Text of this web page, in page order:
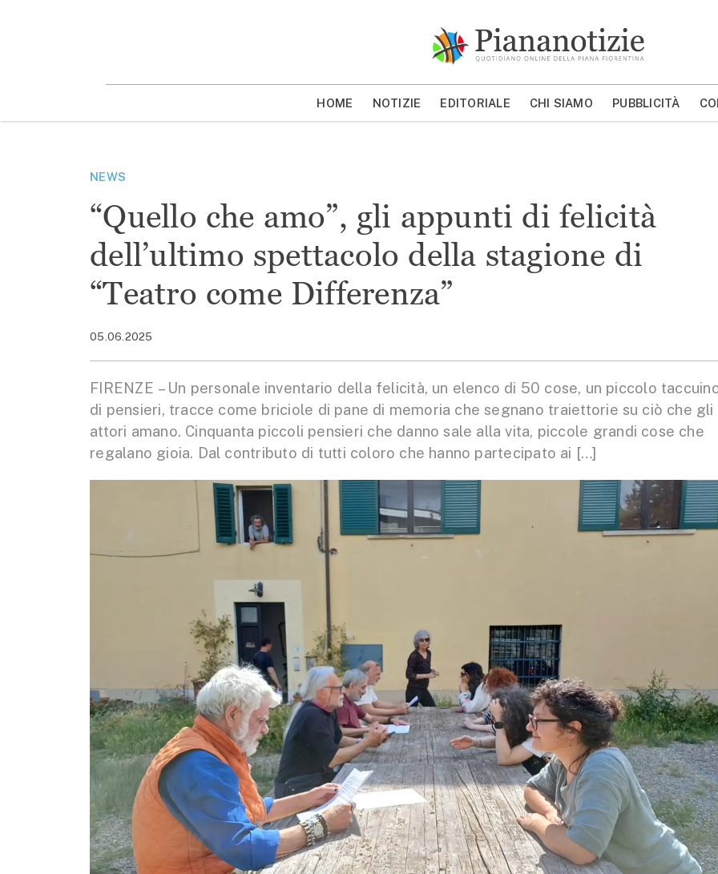
MOSTRA/NASCONDI CERCA
HOME NOTIZIE EDITORIALE CHI SIAMO PUBBLICITÀ
NEWS
“Quello che amo”, gli appunti di felicità
dell’ultimo spettacolo della stagione di
“Teatro come Differenza”
05.06.2025
FIRENZE – Un personale inventario della felicità, un elenco di 50 cose, un piccolo
di pensieri, tracce come briciole di pane di memoria che segnano traiettorie su ciò che gli
attori amano. Cinquanta piccoli pensieri che danno sale alla vita, piccole grandi cose che
regalano gioia. Dal contributo di tutti coloro che hanno partecipato ai […]